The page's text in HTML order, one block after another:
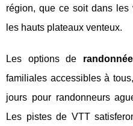
région, que ce soit dans les
les hauts plateaux venteux.
Les options de randonnée
familiales accessibles à
jours pour randonneurs
Les pistes de VTT